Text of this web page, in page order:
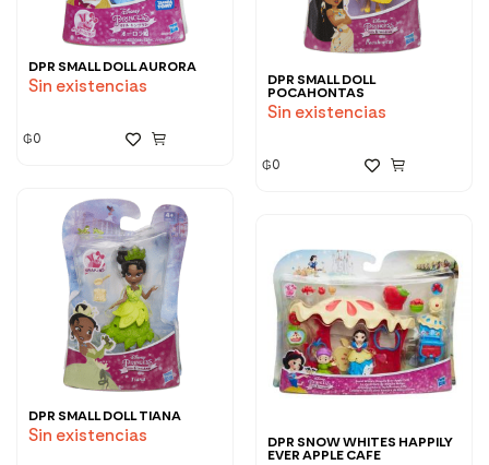
DPR SMALL DOLL AURORA
Sin existencias
₲0
DPR SMALL DOLL
POCAHONTAS
Sin existencias
₲0
DPR SMALL DOLL TIANA
Sin existencias
DPR SNOW WHITES HAPPILY
EVER APPLE CAFE